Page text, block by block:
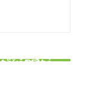
závěrečné
BEN